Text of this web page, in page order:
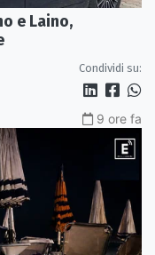
e Laino,
Condividi su:
9 ore fa